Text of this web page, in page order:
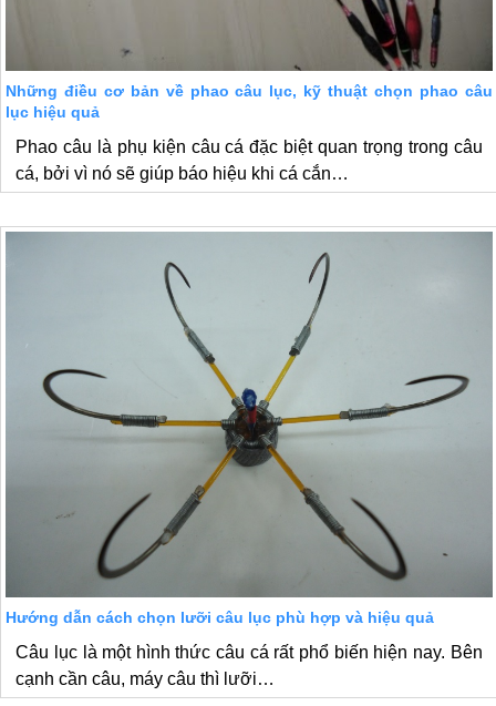
Những điều cơ bản về phao câu lục, kỹ thuật chọn phao câu
lục hiệu quả
Phao câu là phụ kiện câu cá đặc biệt quan trọng trong câu
cá, bởi vì nó sẽ giúp báo hiệu khi cá cắn…
Hướng dẫn cách chọn lưỡi câu lục phù hợp và hiệu quả
Câu lục là một hình thức câu cá rất phổ biến hiện nay. Bên
cạnh cần câu, máy câu thì lưỡi…